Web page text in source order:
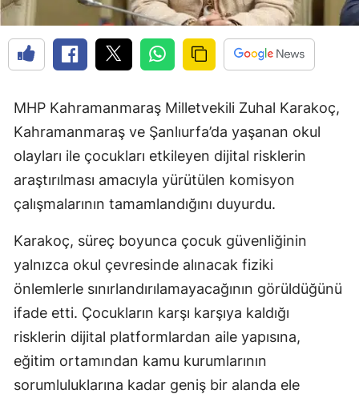
MHP Kahramanmaraş Milletvekili Zuhal Karakoç,
Kahramanmaraş ve Şanlıurfa’da yaşanan okul
olayları ile çocukları etkileyen dijital risklerin
araştırılması amacıyla yürütülen komisyon
çalışmalarının tamamlandığını duyurdu.
Karakoç, süreç boyunca çocuk güvenliğinin
yalnızca okul çevresinde alınacak fiziki
önlemlerle sınırlandırılamayacağının görüldüğünü
ifade etti. Çocukların karşı karşıya kaldığı
risklerin dijital platformlardan aile yapısına,
eğitim ortamından kamu kurumlarının
sorumluluklarına kadar geniş bir alanda ele